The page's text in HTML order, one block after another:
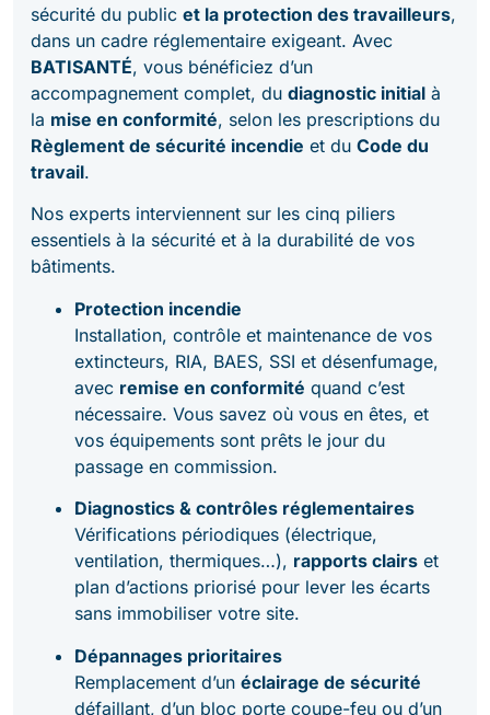
sécurité du publicet la protection des travailleurs,
dans un cadre réglementaire exigeant. Avec
BATISANTÉ, vous bénéficiez d’un
accompagnement complet, dudiagnostic initial à
la mise en conformité, selon les prescriptions du
Règlement de sécurité incendie et duCode du
travail.
Nos experts interviennent sur les cinq piliers
essentiels à la sécurité et à la durabilité de vos
bâtiments.
Protection incendie
Installation, contrôle et maintenance de vos
extincteurs, RIA, BAES, SSI et désenfumage,
avec remise en conformité quand c’est
nécessaire. Vous savez où vous en êtes, et
vos équipements sont prêts le jour du
passage en commission.
Diagnostics & contrôles réglementaires
Vérifications périodiques (électrique,
ventilation, thermiques…), rapports clairs et
plan d’actions priorisé pour lever les écarts
sans immobiliser votre site.
Dépannages prioritaires
Remplacement d’unéclairage de sécurité
défaillant, d’un bloc porte coupe-feu ou d’un